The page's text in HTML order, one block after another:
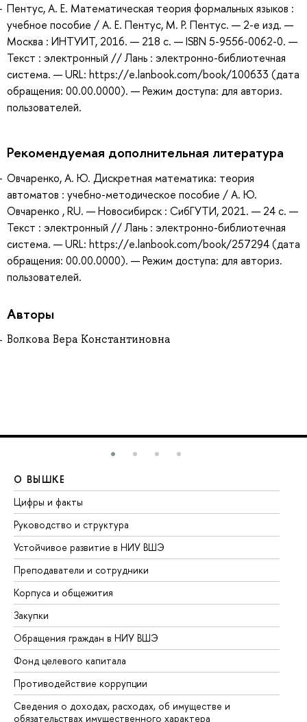
Пентус, А. Е. Математическая теория формальных языков :
учебное пособие / А. Е. Пентус, М. Р. Пентус. — 2-е изд. —
Москва : ИНТУИТ, 2016. — 218 с. — ISBN 5-9556-0062-0. —
Текст : электронный // Лань : электронно-библиотечная
система. — URL: https://e.lanbook.com/book/100633 (дата
обращения: 00.00.0000). — Режим доступа: для авториз.
пользователей.
Рекомендуемая дополнительная литература
Овчаренко, А. Ю. Дискретная математика: теория
автоматов : учебно-методическое пособие / А. Ю.
Овчаренко , RU. — Новосибирск : СибГУТИ, 2021. — 24 с. —
Текст : электронный // Лань : электронно-библиотечная
система. — URL: https://e.lanbook.com/book/257294 (дата
обращения: 00.00.0000). — Режим доступа: для авториз.
пользователей.
Авторы
Волкова Вера Константиновна
О ВЫШКЕ
Цифры и факты
Руководство и структура
Устойчивое развитие в НИУ ВШЭ
Преподаватели и сотрудники
Корпуса и общежития
Закупки
Обращения граждан в НИУ ВШЭ
Фонд целевого капитала
Противодействие коррупции
Сведения о доходах, расходах, об имуществе и
обязательствах имущественного характера